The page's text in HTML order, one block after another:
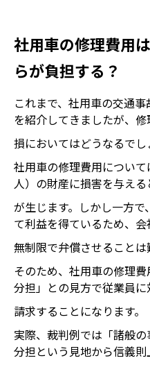
社用車の修理費用
らが負担する？
これまで、社用車の交通
を紹介してきましたが、
損においてはどうなるでし
社用車の修理費用につい
人）の財産に損害を与え
が生じます。しかし一方
て利益を得ているため、
無制限で弁償させることは
そのため、社用車の修理
分担」との見方で従業員
請求することになります。
実際、裁判例では「諸般
分担という見地から信義